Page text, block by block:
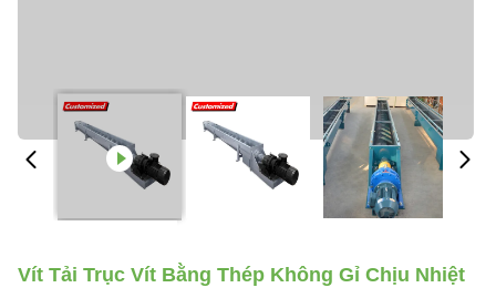
Vít Tải Trục Vít Bằng Thép Không Gỉ Chịu Nhiệt